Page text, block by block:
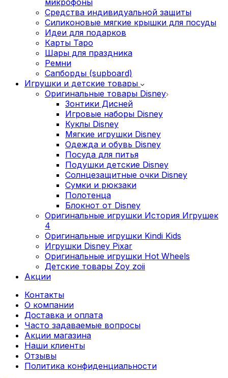
Средства индивидуальной защиты
Силиконовые мягкие крышки для посуды
Идеи для подарков
Карты Таро
Шары для праздника
Ремни
Сапборды (supboard)
Игрушки и детские товары
Оригинальные товары Disney
Зонтики Дисней
Игровые наборы Disney
Куклы Disney
Мягкие игрушки Disney
Одежда и обувь Disney
Посуда для питья
Подушки детские Disney
Cолнцезащитные очки Disney
Сумки и рюкзаки
Полотенца
Блокнот от Disney
Оригинальные игрушки История Игрушек
4
Оригинальные игрушки Kindi Kids
Игрушки Disney Pixar
Оригинальные игрушки Hot Wheels
Детские товары Zoy zoii
Акции
Контакты
О компании
Доставка и оплата
Часто задаваемые вопросы
Акции магазина
Наши клиенты
Отзывы
Политика конфиденциальности